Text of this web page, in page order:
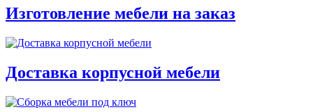
Изготовление мебели на заказ
Доставка корпусной мебели